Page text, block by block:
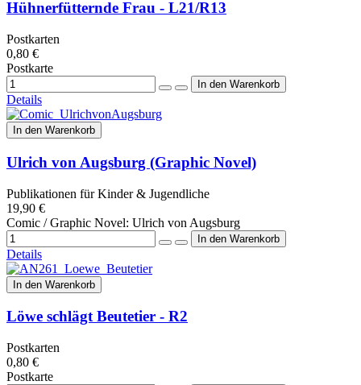
Hühnerfütternde Frau - L21/R13
Postkarten
0,80 €
Postkarte
Details
In den Warenkorb
Ulrich von Augsburg (Graphic Novel)
Publikationen für Kinder & Jugendliche
19,90 €
Comic / Graphic Novel: Ulrich von Augsburg
Details
In den Warenkorb
Löwe schlägt Beutetier - R2
Postkarten
0,80 €
Postkarte